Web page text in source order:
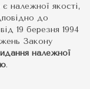
належної якості,
до
19 березня 1994
Закону
належної
.